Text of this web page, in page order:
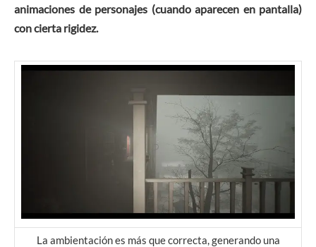
animaciones de personajes (cuando aparecen en pantalla)
con cierta rigidez.
La ambientación es más que correcta, generando una